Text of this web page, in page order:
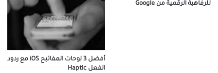
للرفاهية الرقمية من Google
أفضل 3 لوحات المفاتيح iOS مع ردود
الفعل Haptic